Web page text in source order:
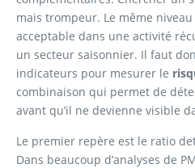
mais trompeur. Le même
acceptable dans une activité
un secteur saisonnier. Il faut
indicateurs pour mesurer le
combinaison qui permet de
avant qu’il ne devienne visible
Le premier repère est le ratio
Dans beaucoup d’analyses de